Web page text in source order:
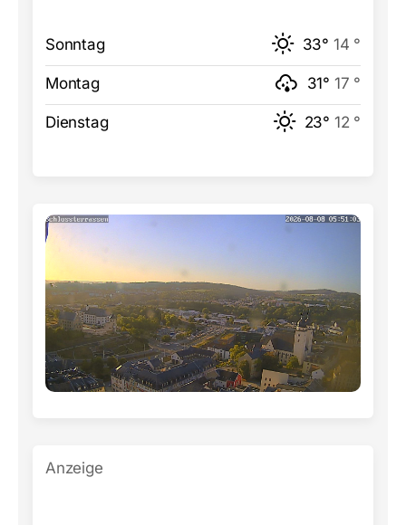
Sonntag 33° 14 °
Montag 31° 17 °
Dienstag 23° 12 °
Anzeige